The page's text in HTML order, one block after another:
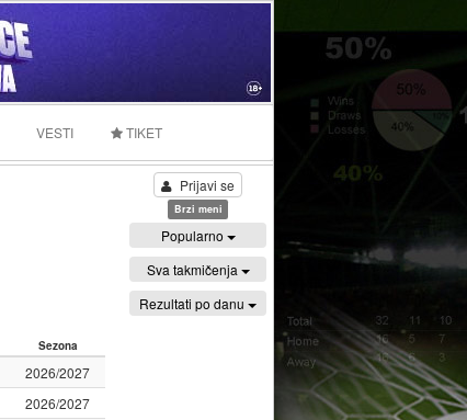
VESTI TIKET
Sezona
2026/2027
2026/2027
Prijavi se
Brzi meni
Popularno
Sva takmičenja
Rezultati po danu